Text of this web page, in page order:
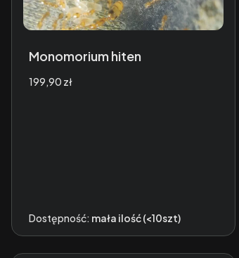
Monomorium hiten
Cena
199,90 zł
Dostępność: mała ilość (<10szt)